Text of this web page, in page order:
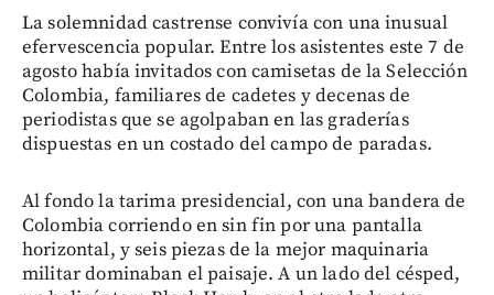
La solemnidad castrense convivía con una inusual
efervescencia popular. Entre los asistentes este 7 de
agosto había invitados con camisetas de la Selección
Colombia, familiares de cadetes y decenas de
periodistas que se agolpaban en las graderías
dispuestas en un costado del campo de paradas.
Al fondo la tarima presidencial, con una bandera de
Colombia corriendo en sin fin por una pantalla
horizontal, y seis piezas de la mejor maquinaria
militar dominaban el paisaje. A un lado del césped,